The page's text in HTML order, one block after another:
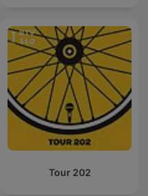
Tour 202